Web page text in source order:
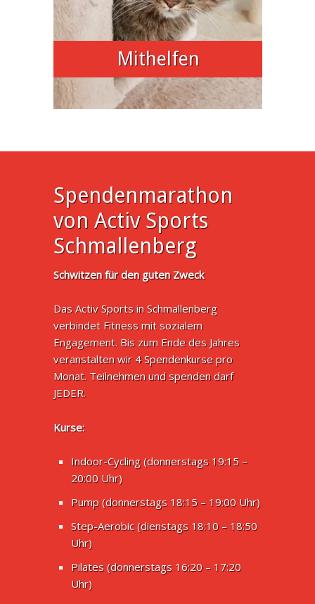
Mithelfen
Spendenmarathon
von Activ Sports
Schmallenberg
Schwitzen für den guten Zweck
Das Activ Sports in Schmallenberg
verbindet Fitness mit sozialem
Engagement. Bis zum Ende des Jahres
veranstalten wir 4 Spendenkurse pro
Monat. Teilnehmen und spenden darf
JEDER.
Kurse:
Indoor-Cycling (donnerstags 19:15 –
20:00 Uhr)
Pump (donnerstags 18:15 – 19:00 Uhr)
Step-Aerobic (dienstags 18:10 – 18:50
Uhr)
Pilates (donnerstags 16:20 – 17:20
Uhr)